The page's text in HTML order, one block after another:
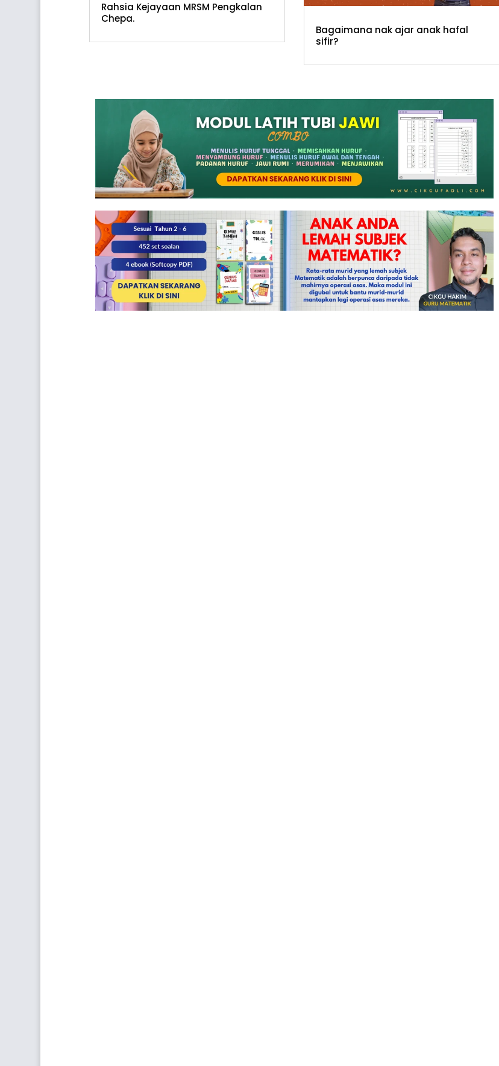
Rahsia Kejayaan MRSM Pengkalan
Chepa.
Bagaimana nak ajar anak hafal
sifir?